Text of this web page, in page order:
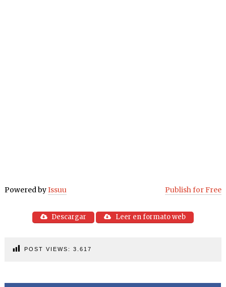
Powered byIssuu Publish for Free
Descargar Leer en formato web
POST VIEWS: 3.617